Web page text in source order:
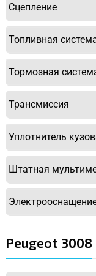
Сцепление
Топливная
Тормозная
Трансмиссия
Уплотнитель
Штатная
Peugeot